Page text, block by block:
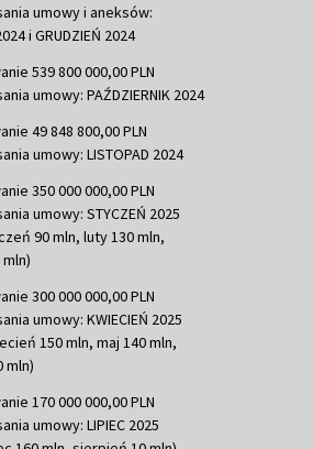
umowy i aneksów:
i GRUDZIEŃ 2024
539 800 000,00 PLN
umowy: PAŹDZIERNIK 2024
49 848 800,00 PLN
umowy: LISTOPAD 2024
350 000 000,00 PLN
umowy: STYCZEŃ 2025
90 mln, luty 130 mln,
300 000 000,00 PLN
umowy: KWIECIEŃ 2025
150 mln, maj 140 mln,
mln)
170 000 000,00 PLN
umowy: LIPIEC 2025